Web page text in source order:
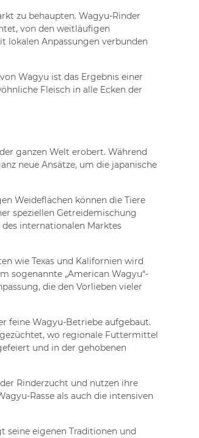
zu behaupten. Wagyu-Rinder
von den weitläufigen
lokalen Anpassungen verbunden
Wagyu ist das Ergebnis einer
Fleisch in alle Ecken der
ganzen Welt erobert. Während
neue Ansätze, um die japanische
Weideflächen können die Tiere
speziellen Getreidemischung
internationalen Marktes
wie Texas und Kalifornien wird
sogenannte „American Wagyu“-
die den Vorlieben vieler
feine Wagyu-Betriebe aufgebaut.
wo regionale Futtermittel
und in der gehobenen
Rinderzucht und nutzen ihre
Rasse als auch die intensiven
seine eigenen Traditionen und